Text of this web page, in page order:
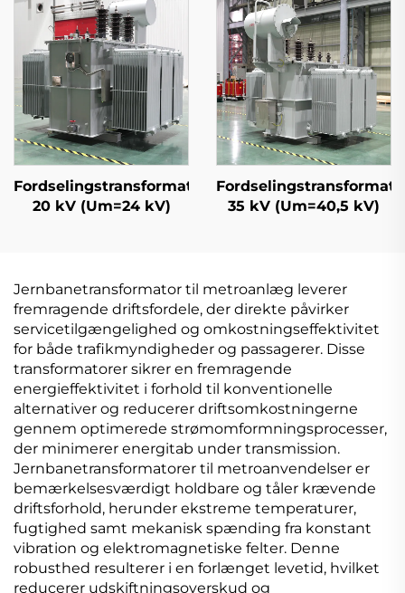
Fordselingstransformator
20 kV (Um=24 kV)
35 kV (Um=40,5 kV)
Jernbanetransformator til metroanlæg leverer
fremragende driftsfordele, der direkte påvirker
servicetilgængelighed og omkostningseffektivitet
for både trafikmyndigheder og passagerer. Disse
transformatorer sikrer en fremragende
energieffektivitet i forhold til konventionelle
alternativer og reducerer driftsomkostningerne
gennem optimerede strømomformningsprocesser,
der minimerer energitab under transmission.
Jernbanetransformatorer til metroanvendelser er
bemærkelsesværdigt holdbare og tåler krævende
driftsforhold, herunder ekstreme temperaturer,
fugtighed samt mekanisk spænding fra konstant
vibration og elektromagnetiske felter. Denne
robusthed resulterer i en forlænget levetid, hvilket
reducerer udskiftningsoverskud og